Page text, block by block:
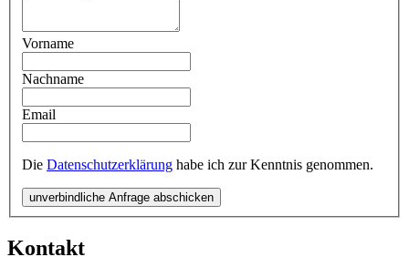
Vorname
Nachname
Email
Die Datenschutzerklärung habe ich zur Kenntnis genommen.
unverbindliche Anfrage abschicken
Kontakt